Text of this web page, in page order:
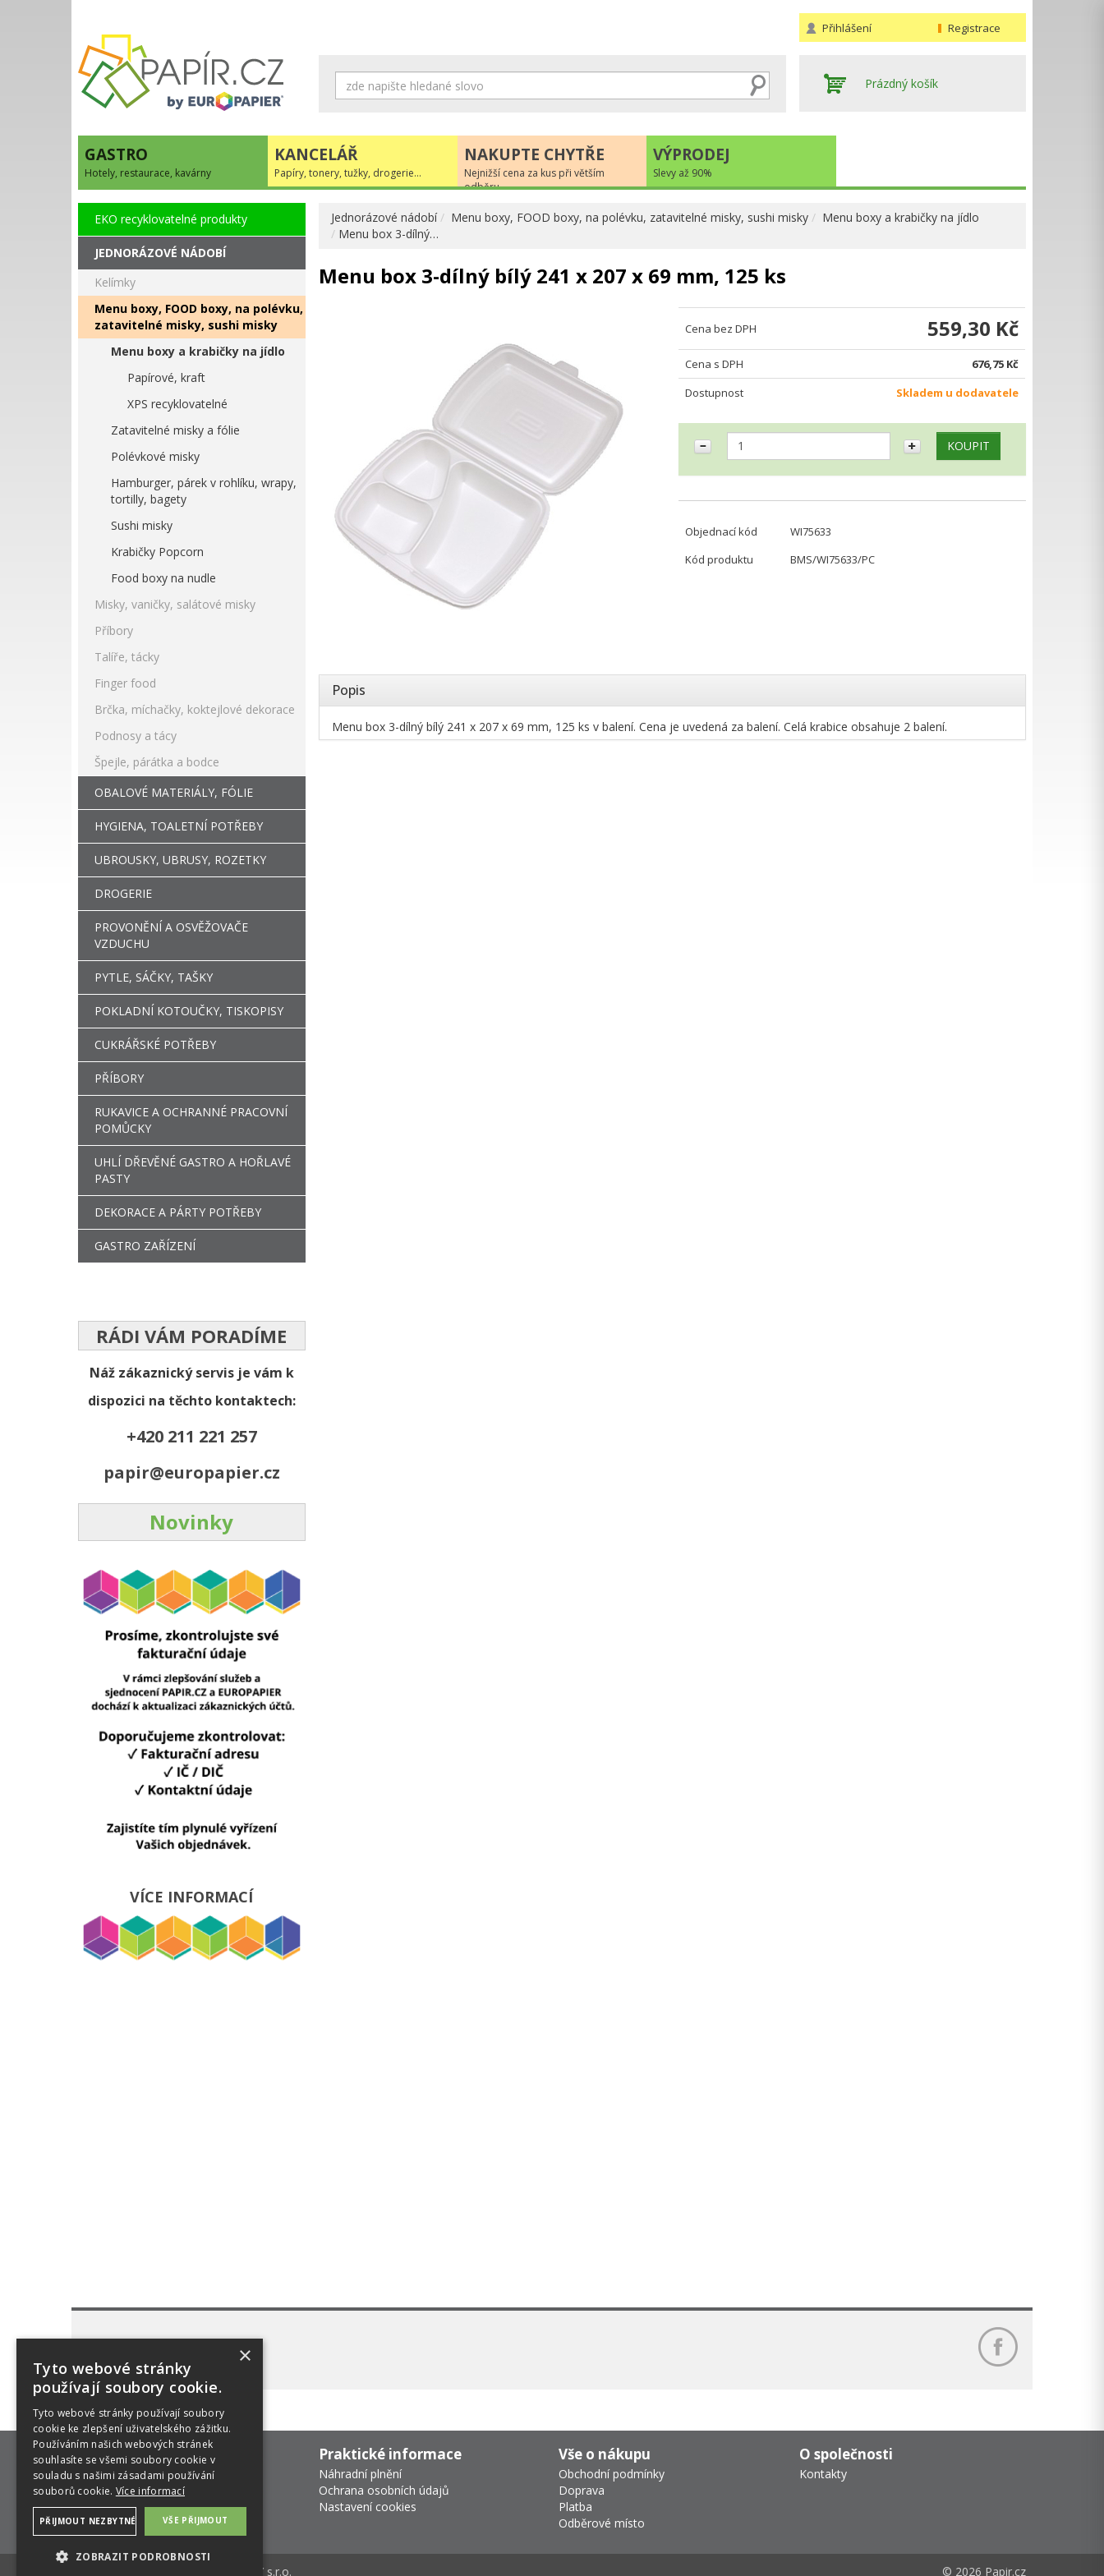
Přihlášení Registrace
Hledat
Prázdný košík
GASTRO
Hotely, restaurace, kavárny
KANCELÁŘ
Papíry, tonery, tužky, drogerie...
NAKUPTE CHYTŘE
Nejnižší cena za kus při větším
odběru
VÝPRODEJ
Slevy až 90%
Jednorázové nádobí Menu boxy, FOOD boxy, na polévku, zatavitelné misky, sushi misky
Menu boxy a krabičky na jídlo
Menu box 3-dílný…
Menu box 3-dílný bílý 241 x 207 x 69 mm, 125 ks
Cena bez DPH 559,30 Kč
Cena s DPH
676,75 Kč
Dostupnost
Skladem u dodavatele
Objednací kód
WI75633
Kód produktu
BMS/WI75633/PC
Popis
Menu box 3-dílný bílý 241 x 207 x 69 mm, 125 ks v balení. Cena je uvedená za balení. Celá krabice obsahuje 2 balení.
EKO recyklovatelné produkty
JEDNORÁZOVÉ NÁDOBÍ
Kelímky
Menu boxy, FOOD boxy, na polévku,
zatavitelné misky, sushi misky
Menu boxy a krabičky na jídlo
Papírové, kraft
XPS recyklovatelné
Zatavitelné misky a fólie
Polévkové misky
Hamburger, párek v rohlíku, wrapy,
tortilly, bagety
Sushi misky
Krabičky Popcorn
Food boxy na nudle
Misky, vaničky, salátové misky
Příbory
Talíře, tácky
Finger food
Brčka, míchačky, koktejlové dekorace
Podnosy a tácy
Špejle, párátka a bodce
OBALOVÉ MATERIÁLY, FÓLIE
HYGIENA, TOALETNÍ POTŘEBY
UBROUSKY, UBRUSY, ROZETKY
DROGERIE
PROVONĚNÍ A OSVĚŽOVAČE
VZDUCHU
PYTLE, SÁČKY, TAŠKY
POKLADNÍ KOTOUČKY, TISKOPISY
CUKRÁŘSKÉ POTŘEBY
PŘÍBORY
RUKAVICE A OCHRANNÉ PRACOVNÍ
POMŮCKY
UHLÍ DŘEVĚNÉ GASTRO A HOŘLAVÉ
PASTY
DEKORACE A PÁRTY POTŘEBY
GASTRO ZAŘÍZENÍ
RÁDI VÁM PORADÍME
Náž zákaznický servis je vám k
dispozici na těchto kontaktech:
+420 211 221 257
papir@europapier.cz
Novinky
VÍCE INFORMACÍ
O společnosti
Kontakty
Vše o nákupu
Obchodní podmínky
Doprava
Platba
Odběrové místo
Praktické informace
Náhradní plnění
Ochrana osobních údajů
Nastavení cookies
MEDIA ENERGY s.r.o. © 2026 Papir.cz
×
Tyto webové stránky
používají soubory cookie.
Tyto webové stránky používají soubory
cookie ke zlepšení uživatelského zážitku.
Používáním našich webových stránek
souhlasíte se všemi soubory cookie v
souladu s našimi zásadami používání
souborů cookie. Více informací
VŠE PŘIJMOUT
PŘIJMOUT NEZBYTNÉ
ZOBRAZIT PODROBNOSTI